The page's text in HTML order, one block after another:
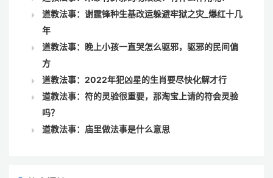
道教法事：谢霆锋种生基改运躲避牢狱之灾_爆红十几
年
道教法事：晚上小孩一直哭怎么驱邪，驱邪的民间偏
方
道教法事：2022年犯凶星的生肖要尽快化解才行
道教法事：符的灵验很重要，那淘宝上请的符会灵验
吗？
道教法事：庙里做法事是什么意思